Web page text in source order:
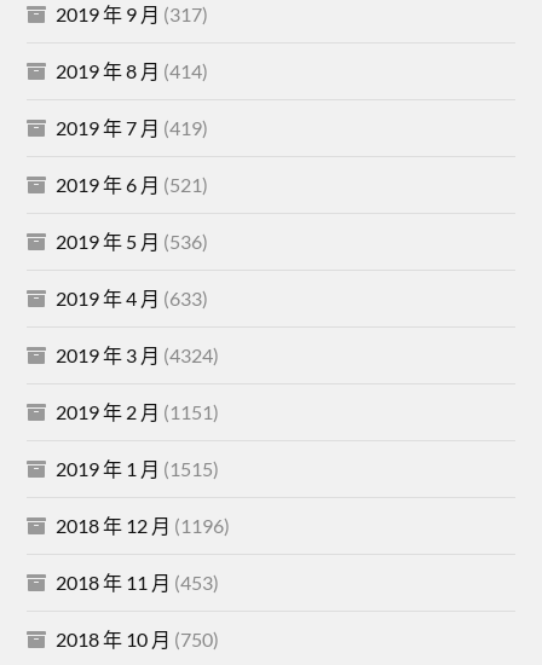
2019 年 9 月 (317)
2019 年 8 月 (414)
2019 年 7 月 (419)
2019 年 6 月 (521)
2019 年 5 月 (536)
2019 年 4 月 (633)
2019 年 3 月 (4324)
2019 年 2 月 (1151)
2019 年 1 月 (1515)
2018 年 12 月 (1196)
2018 年 11 月 (453)
2018 年 10 月 (750)